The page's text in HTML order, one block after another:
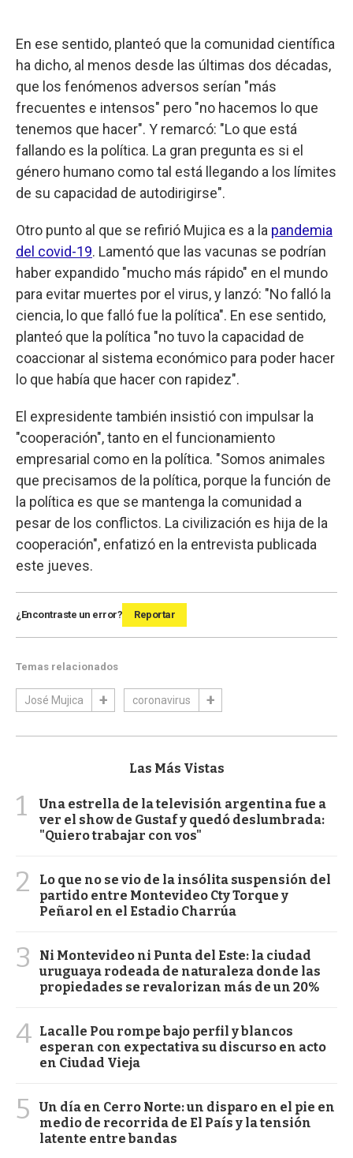
En ese sentido, planteó que la comunidad científica
ha dicho, al menos desde las últimas dos décadas,
que los fenómenos adversos serían "más
frecuentes e intensos" pero "no hacemos lo que
tenemos que hacer". Y remarcó: "Lo que está
fallando es la política. La gran pregunta es si el
género humano como tal está llegando a los límites
de su capacidad de autodirigirse".
Otro punto al que se refirió Mujica es a la pandemia
del covid-19. Lamentó que las vacunas se podrían
haber expandido "mucho más rápido" en el mundo
para evitar muertes por el virus, y lanzó: "No falló la
ciencia, lo que falló fue la política". En ese sentido,
planteó que la política "no tuvo la capacidad de
coaccionar al sistema económico para poder hacer
lo que había que hacer con rapidez".
El expresidente también insistió con impulsar la
"cooperación", tanto en el funcionamiento
empresarial como en la política. "Somos animales
que precisamos de la política, porque la función de
la política es que se mantenga la comunidad a
pesar de los conflictos. La civilización es hija de la
cooperación", enfatizó en la entrevista publicada
este jueves.
¿Encontraste un error? Reportar
Temas relacionados
José Mujica coronavirus
Las Más Vistas
1
Una estrella de la televisión argentina fue a
ver el show de Gustaf y quedó deslumbrada:
"Quiero trabajar con vos"
2
Lo que no se vio de la insólita suspensión del
partido entre Montevideo Cty Torque y
Peñarol en el Estadio Charrúa
3
Ni Montevideo ni Punta del Este: la ciudad
uruguaya rodeada de naturaleza donde las
propiedades se revalorizan más de un 20%
4 Lacalle Pou rompe bajo perfil y blancos
esperan con expectativa su discurso en acto
en Ciudad Vieja
5
Un día en Cerro Norte: un disparo en el pie en
medio de recorrida de El País y la tensión
latente entre bandas